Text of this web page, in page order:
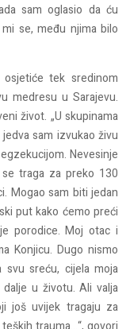
sam oglasio da ću
se, među njima bilo
osjetiće tek sredinom
medresu u Sarajevu.
život. „U skupinama
sam izvukao živu
Nevesinje
traga za preko 130
Mogao sam biti jedan
put kako ćemo preći
porodice. Moj otac i
Konjicu. Dugo nismo
sreću, cijela moja
u životu. Ali valja
još uvijek tragaju za